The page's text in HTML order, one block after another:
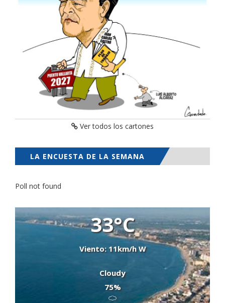
Ver todos los cartones
LA ENCUESTA DE LA SEMANA
Poll not found
33°C
Viento: 11km/h W
Cloudy
75%